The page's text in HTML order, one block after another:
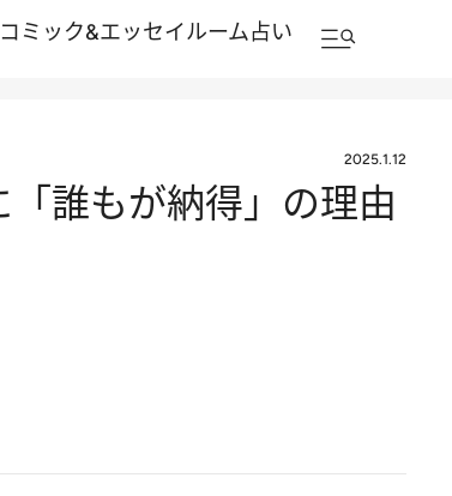
コミック&エッセイルーム占い
2025.1.12
誰もが納得」の理由